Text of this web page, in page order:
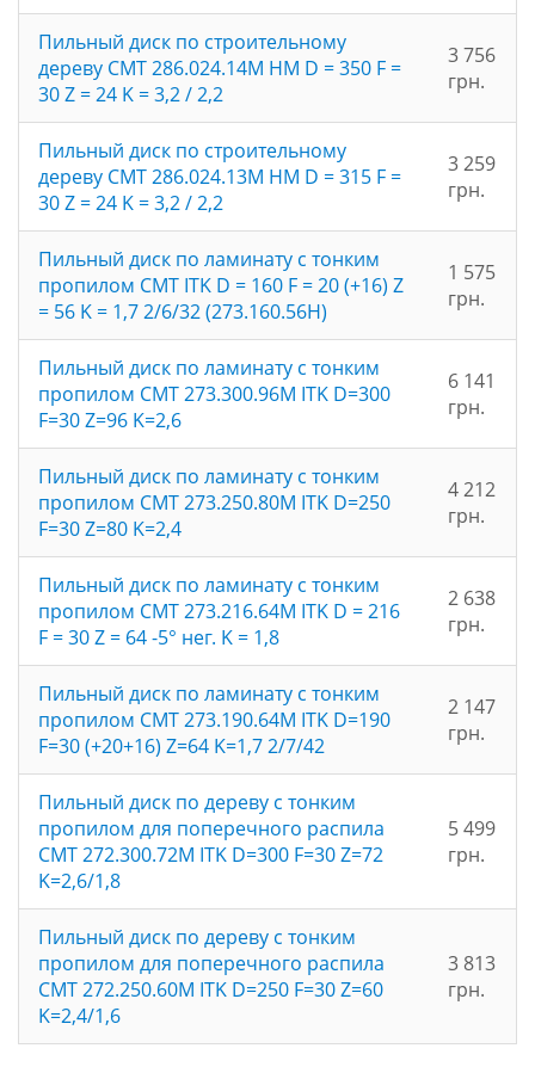
Пильный диск по строительному
дереву CMT 286.024.14M HM D = 350 F =
30 Z = 24 K = 3,2 / 2,2
3 756
грн.
Пильный диск по строительному
дереву CMT 286.024.13M HM D = 315 F =
30 Z = 24 K = 3,2 / 2,2
3 259
грн.
Пильный диск по ламинату с тонким
пропилом CMT ITK D = 160 F = 20 (+16) Z
= 56 K = 1,7 2/6/32 (273.160.56H)
1 575
грн.
Пильный диск по ламинату с тонким
пропилом CMT 273.300.96M ITK D=300
F=30 Z=96 K=2,6
6 141
грн.
Пильный диск по ламинату с тонким
пропилом CMT 273.250.80M ITK D=250
F=30 Z=80 K=2,4
4 212
грн.
Пильный диск по ламинату с тонким
пропилом CMT 273.216.64M ITK D = 216
F = 30 Z = 64 -5° нег. K = 1,8
2 638
грн.
Пильный диск по ламинату с тонким
пропилом CMT 273.190.64M ITK D=190
F=30 (+20+16) Z=64 K=1,7 2/7/42
2 147
грн.
Пильный диск по дереву с тонким
пропилом для поперечного распила
CMT 272.300.72M ITK D=300 F=30 Z=72
K=2,6/1,8
5 499
грн.
Пильный диск по дереву с тонким
пропилом для поперечного распила
CMT 272.250.60M ITK D=250 F=30 Z=60
K=2,4/1,6
3 813
грн.